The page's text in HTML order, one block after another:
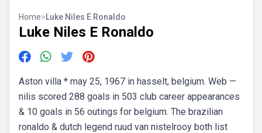
Home>Luke Niles E Ronaldo
Luke Niles E Ronaldo
Aston villa * may 25, 1967 in hasselt, belgium. Web —
nilis scored 288 goals in 503 club career appearances
& 10 goals in 56 outings for belgium. The brazilian
ronaldo & dutch legend ruud van nistelrooy both list